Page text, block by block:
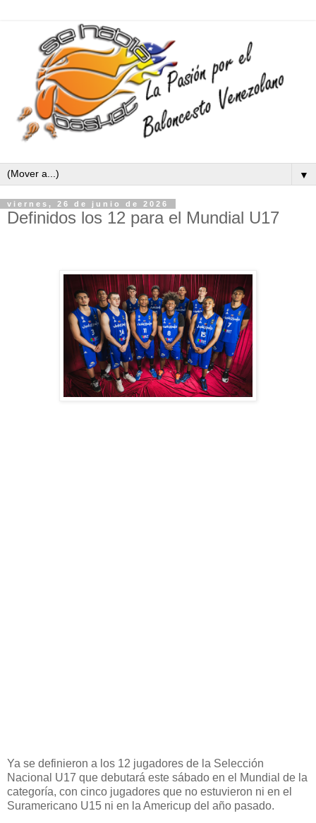
▼
viernes, 26 de junio de 2026
Definidos los 12 para el Mundial U17
Ya se definieron a los 12 jugadores de la Selección
Nacional U17 que debutará este sábado en el Mundial de la
categoría, con cinco jugadores que no estuvieron ni en el
Suramericano U15 ni en la Americup del año pasado.